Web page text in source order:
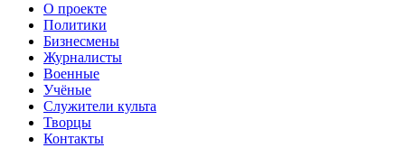
О проекте
Политики
Бизнесмены
Журналисты
Военные
Учёные
Служители культа
Творцы
Контакты